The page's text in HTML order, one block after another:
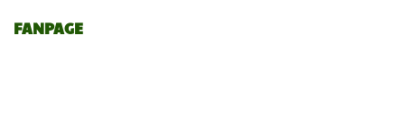
FANPAGE